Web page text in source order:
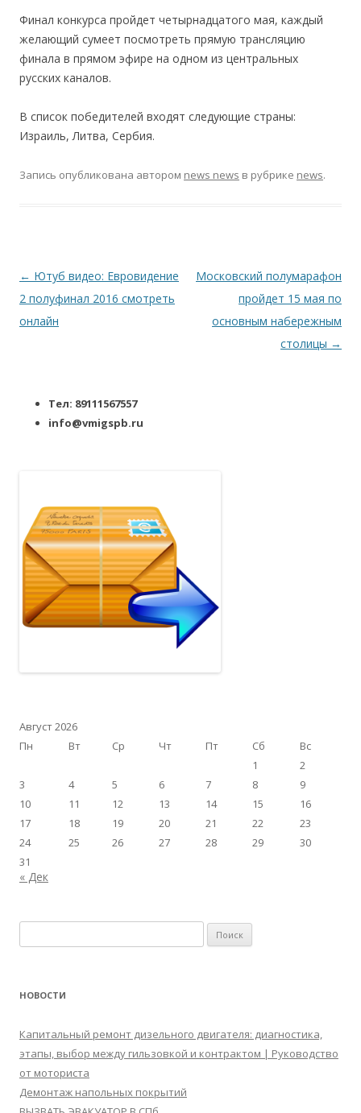
Финал конкурса пройдет четырнадцатого мая, каждый
желающий сумеет посмотреть прямую трансляцию
финала в прямом эфире на одном из центральных
русских каналов.
В список победителей входят следующие страны:
Израиль, Литва, Сербия.
Запись опубликована автором news news в рубрике news.
Навигация по записям
← Ютуб видео: Евровидение
2 полуфинал 2016 смотреть
онлайн
Московский полумарафон
пройдет 15 мая по
основным набережным
столицы →
Тел: 89111567557
info@vmigspb.ru
Август 2026
Пн
Вт Ср Чт Пт Сб
Вс
1
2
3
4 5 6 7 8
9
10
11 12 13 14 15
16
17
18 19 20 21 22
23
24
25 26 27 28 29
30
31
« Дек
НОВОСТИ
Капитальный ремонт дизельного двигателя: диагностика,
этапы, выбор между гильзовкой и контрактом | Руководство
от моториста
Демонтаж напольных покрытий